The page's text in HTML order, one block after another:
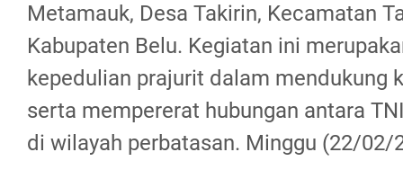
Metamauk, Desa Takirin, Kecamatan
Kabupaten Belu. Kegiatan ini
kepedulian prajurit dalam mendukung
serta mempererat hubungan antara
di wilayah perbatasan. Minggu (22/02/